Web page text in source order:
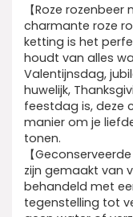
【Roze
charmante roze
ketting is het
houdt van alles
Valentijnsdag,
huwelijk,
feestdag is, deze
manier om je
tonen.
【
zijn gemaakt van
behandeld met
tegenstelling tot